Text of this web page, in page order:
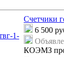
Счетчики
6 500
КОЭМЗ